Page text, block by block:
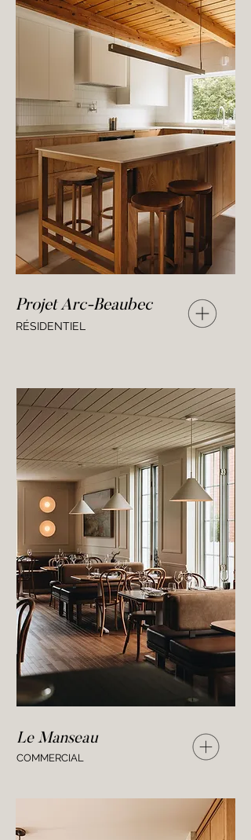
Projet Arc-Beaubec
RÉSIDENTIEL
Le Manseau
COMMERCIAL